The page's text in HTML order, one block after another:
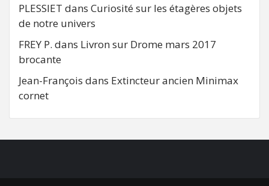
PLESSIET dans Curiosité sur les étagères objets
de notre univers
FREY P. dans Livron sur Drome mars 2017
brocante
Jean-François dans Extincteur ancien Minimax
cornet